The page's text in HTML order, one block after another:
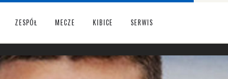
ZESPÓŁ MECZE KIBICE SERWIS